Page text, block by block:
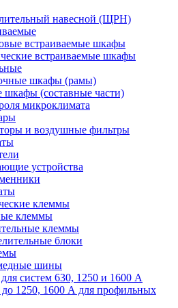
навесной (ЩРН)
встраиваемые шкафы
встраиваемые шкафы
шкафы (рамы)
шкафы (составные части)
микроклимата
и воздушные фильтры
устройства
клеммы
клеммы
клеммы
блоки
шины
систем 630, 1250 и 1600 А
1250, 1600 А для профильных